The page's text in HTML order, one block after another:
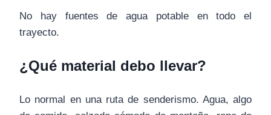
No hay fuentes de agua potable en todo el
trayecto.
¿Qué material debo llevar?
Lo normal en una ruta de senderismo. Agua, algo